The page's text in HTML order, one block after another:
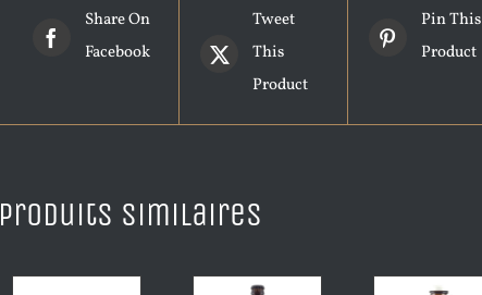
Share On
Facebook
Tweet
This
Product
Pin This
Product
Produits similaires